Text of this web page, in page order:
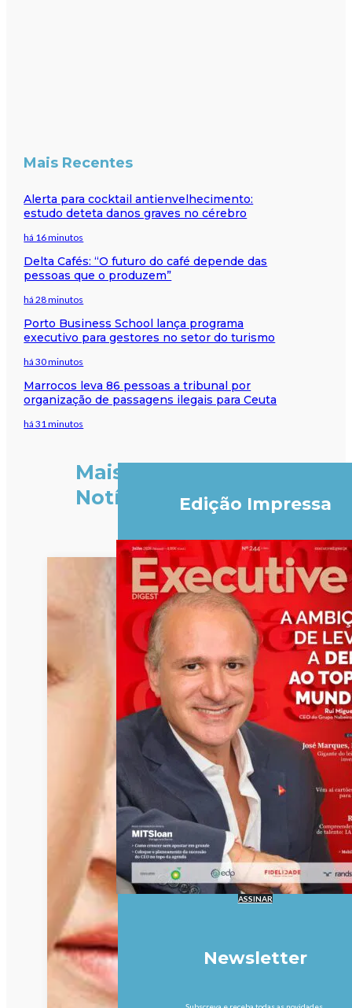
Mais Recentes
Alerta para cocktail antienvelhecimento:
estudo deteta danos graves no cérebro
há 16 minutos
Delta Cafés: “O futuro do café depende das
pessoas que o produzem”
há 28 minutos
Porto Business School lança programa
executivo para gestores no setor do turismo
há 30 minutos
Marrocos leva 86 pessoas a tribunal por
organização de passagens ilegais para Ceuta
há 31 minutos
Mais
Notícias
Edição Impressa
ASSINAR
Newsletter